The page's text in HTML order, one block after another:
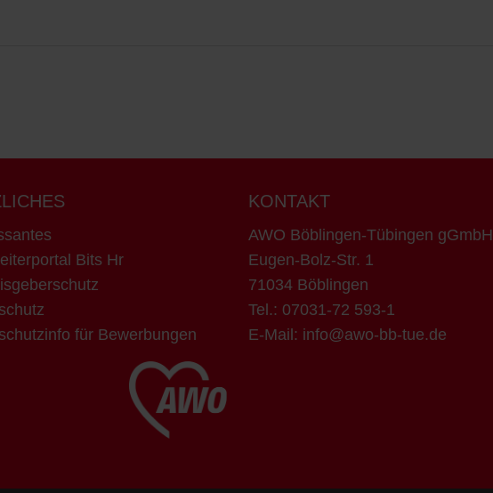
Bits Hr
für Bewerbungen
KONTAKT
AWO Böblingen-Tübingen gGmbH
Eugen-Bolz-Str. 1
71034 Böblingen
Tel.: 07031-72 593-1
E-Mail: info@awo-bb-tue.de